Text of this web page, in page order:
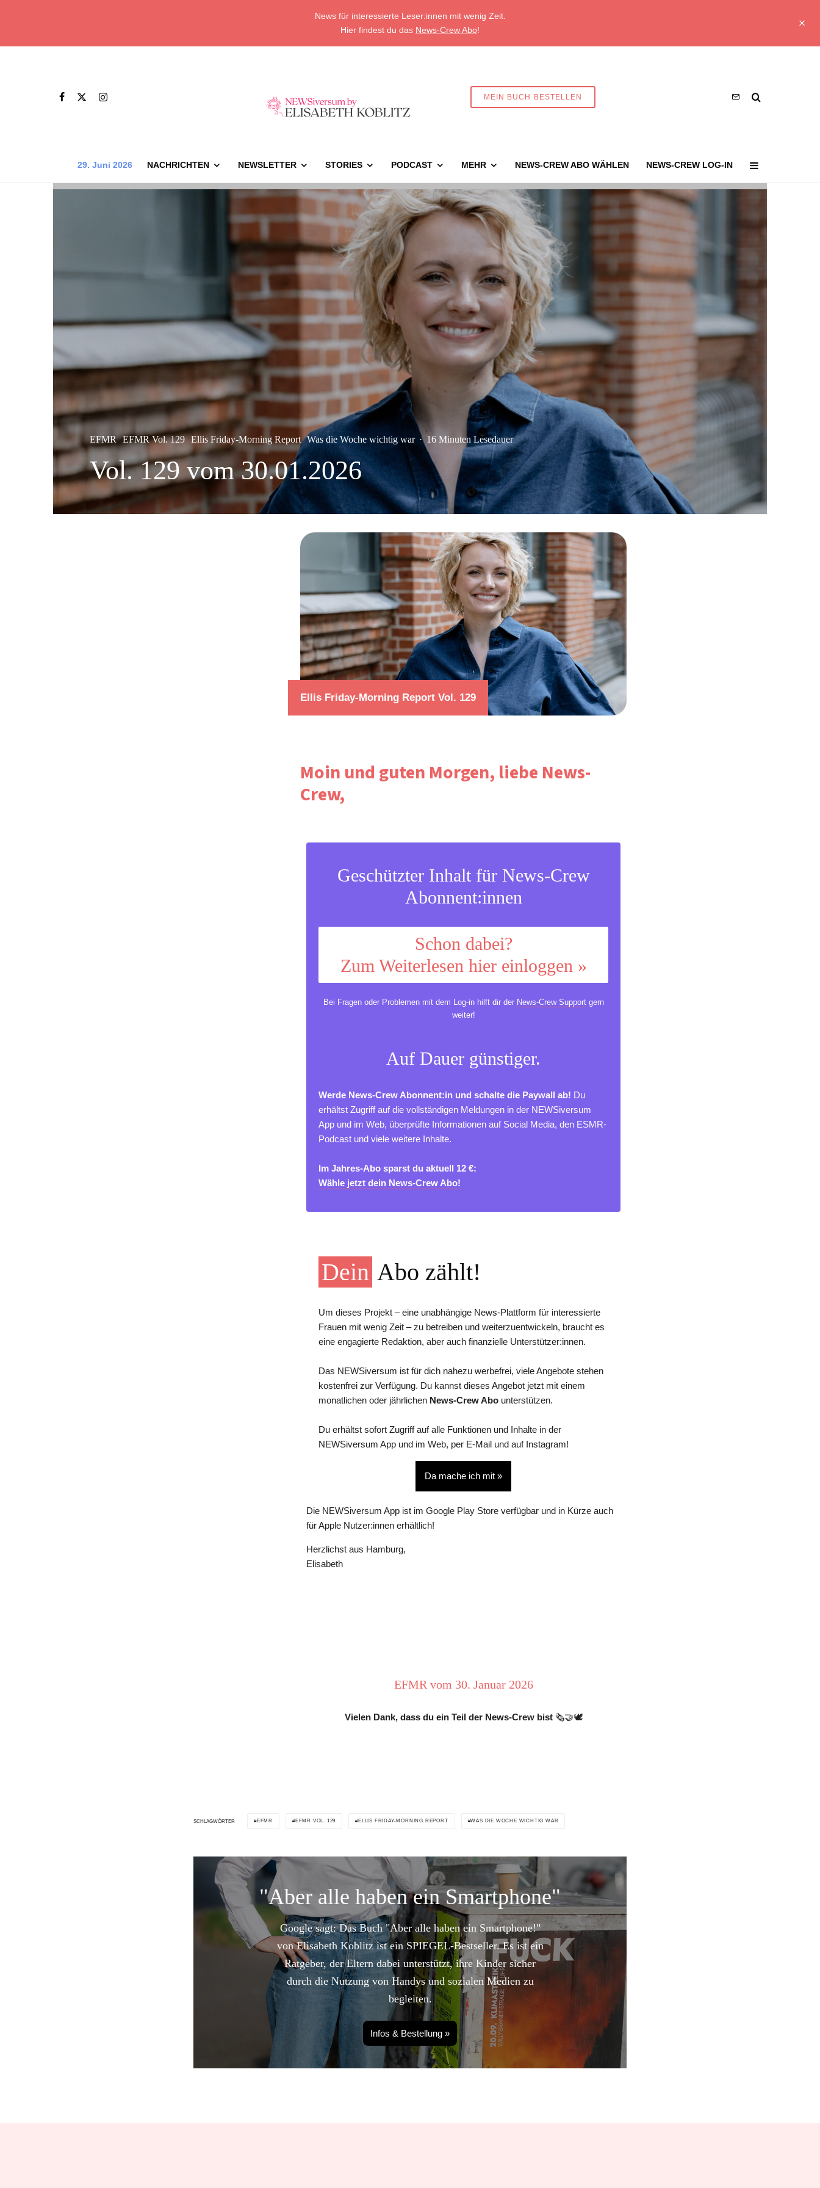
News für interessierte Leser:innen mit wenig Zeit.
Hier findest du das News-Crew Abo!
MEIN BUCH BESTELLEN
29. Juni 2026 NACHRICHTEN NEWSLETTER STORIES PODCAST MEHR NEWS-CREW ABO WÄHLEN NEWS-CREW LOG-IN
EFMR EFMR Vol. 129 Ellis Friday-Morning Report Was die Woche wichtig war · 16 Minuten Lesedauer
Vol. 129 vom 30.01.2026
Ellis Friday-Morning Report Vol. 129
Moin und guten Morgen, liebe News-
Crew,
Geschützter Inhalt für News-Crew
Abonnent:innen
Schon dabei?
Zum Weiterlesen hier einloggen »
Bei Fragen oder Problemen mit dem Log-in hilft dir der News-Crew Supportgern
weiter!
Auf Dauer günstiger.
Werde News-Crew Abonnent:in und schalte die Paywall ab! Du
erhältst Zugriff auf die vollständigen Meldungen in der NEWSiversum
App und im Web, überprüfte Informationen auf Social Media, den ESMR-
Podcast und viele weitere Inhalte.
Im Jahres-Abo sparst du aktuell 12 €:
Wähle jetzt dein News-Crew Abo!
Dein Abo zählt!
Um dieses Projekt – eine unabhängige News-Plattform für interessierte
Frauen mit wenig Zeit – zu betreiben und weiterzuentwickeln, braucht es
eine engagierte Redaktion, aber auch finanzielle Unterstützer:innen.
Das NEWSiversum ist für dich nahezu werbefrei, viele Angebote stehen
kostenfrei zur Verfügung. Du kannst dieses Angebot jetzt mit einem
monatlichen oder jährlichen News-Crew Abo unterstützen.
Du erhältst sofort Zugriff auf alle Funktionen und Inhalte in der
NEWSiversum App und im Web, per E-Mail und auf Instagram!
Da mache ich mit »
Die NEWSiversum App ist im Google Play Store verfügbar und in Kürze auch
für Apple Nutzer:innen erhältlich!
Herzlichst aus Hamburg,
Elisabeth
EFMR vom 30. Januar 2026
Vielen Dank, dass du ein Teil der News-Crew bist 🗞️🤝🕊️
SCHLAGWÖRTER EFMR EFMR VOL. 129 ELLIS FRIDAY-MORNING REPORT WAS DIE WOCHE WICHTIG WAR
"Aber alle haben ein Smartphone"
Google sagt: Das Buch "Aber alle haben ein Smartphone!"
von Elisabeth Koblitz ist ein SPIEGEL-Bestseller. Es ist ein
Ratgeber, der Eltern dabei unterstützt, ihre Kinder sicher
durch die Nutzung von Handys und sozialen Medien zu
begleiten.
Infos & Bestellung »